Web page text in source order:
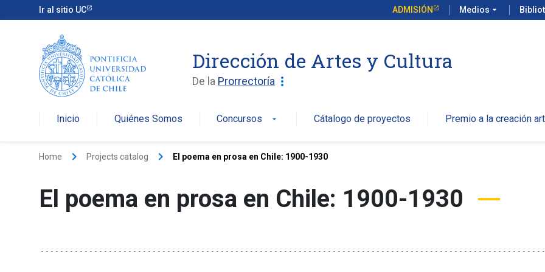
Ir al sitio UC ADMISIÓN Medios arrow_drop_down
Dirección de Artes y Cultura
De la Prorrectoría more_vert
Inicio Quiénes Somos Concursos arrow_drop_down Cátalogo de proyectos Premio a la creación
Home keyboard_arrow_right Projects catalog keyboard_arrow_right El poema en prosa en Chile: 1900-1930
El poema en prosa en Chile: 1900-1930